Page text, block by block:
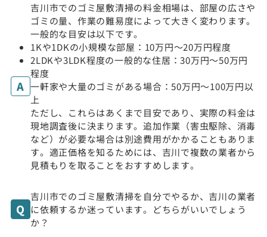
吉川市でのゴミ屋敷清掃の料金相場は、部屋の広さや
ゴミの量、作業の難易度によって大きく変わります。
一般的な目安は以下です。
1Kや1DKの小規模な部屋：10万円〜20万円程度
2LDKや3LDK程度の一般的な住居：30万円〜50万円
程度
一軒家や大量のゴミがある場合：50万円〜100万円以
上
ただし、これらはあくまで目安であり、実際の料金は
現地調査後に決まります。追加作業（害虫駆除、消毒
など）が必要な場合は別途費用がかかることもありま
す。適正価格を知るためには、吉川で複数の業者から
見積もりを取ることをおすすめします。
吉川市でのゴミ屋敷清掃を自分でやるか、吉川の業者
に依頼するか迷っています。どちらがいいでしょう
か？